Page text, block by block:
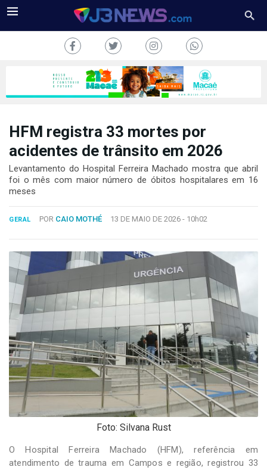
TV
COLUNAS
FALE
2024
Desenvolvido
Hesea
Tecnologia
Sistemas
HFM registra 33 mortes por
acidentes de trânsito em 2026
Levantamento do Hospital Ferreira Machado mostra que abril
foi o mês com maior número de óbitos hospitalares em 16
meses
GERAL POR CAIO MOTHÉ 13 DE MAIO DE 2026 - 10h02
Foto: Silvana Rust
O Hospital Ferreira Machado (HFM), referência em
atendimento de trauma em Campos e região, registrou 33